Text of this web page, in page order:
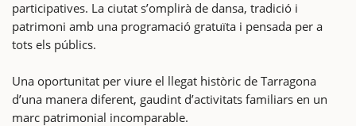
participatives. La ciutat s’omplirà de dansa, tradició i
patrimoni amb una programació gratuïta i pensada per a
tots els públics.
Una oportunitat per viure el llegat històric de Tarragona
d’una manera diferent, gaudint d’activitats familiars en un
marc patrimonial incomparable.